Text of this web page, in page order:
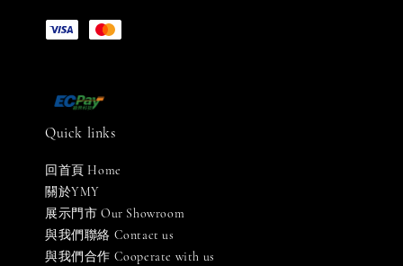
Quick links
回首頁 Home
關於YMY
展示門市 Our Showroom
與我們聯絡 Contact us
與我們合作 Cooperate with us